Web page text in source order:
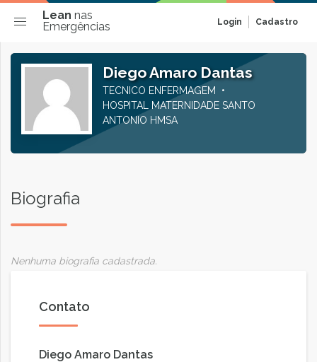
Lean nas
Emergências
Login Cadastro
Diego Amaro Dantas
TECNICO ENFERMAGEM
HOSPITAL MATERNIDADE SANTO
ANTONIO HMSA
Biografia
Nenhuma biografia cadastrada.
Contato
Diego Amaro Dantas